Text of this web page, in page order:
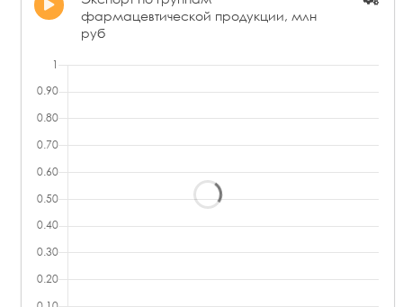
фармацевтической продукции, млн
руб